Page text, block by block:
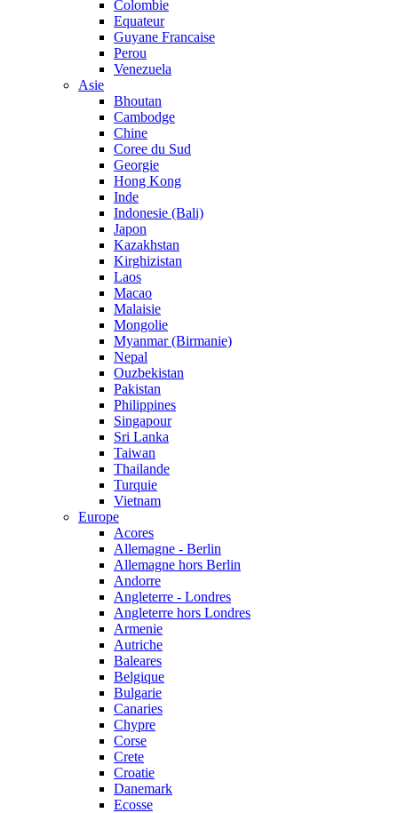
Colombie
Equateur
Guyane Francaise
Perou
Venezuela
Asie
Bhoutan
Cambodge
Chine
Coree du Sud
Georgie
Hong Kong
Inde
Indonesie (Bali)
Japon
Kazakhstan
Kirghizistan
Laos
Macao
Malaisie
Mongolie
Myanmar (Birmanie)
Nepal
Ouzbekistan
Pakistan
Philippines
Singapour
Sri Lanka
Taiwan
Thailande
Turquie
Vietnam
Europe
Acores
Allemagne - Berlin
Allemagne hors Berlin
Andorre
Angleterre - Londres
Angleterre hors Londres
Armenie
Autriche
Baleares
Belgique
Bulgarie
Canaries
Chypre
Corse
Crete
Croatie
Danemark
Ecosse